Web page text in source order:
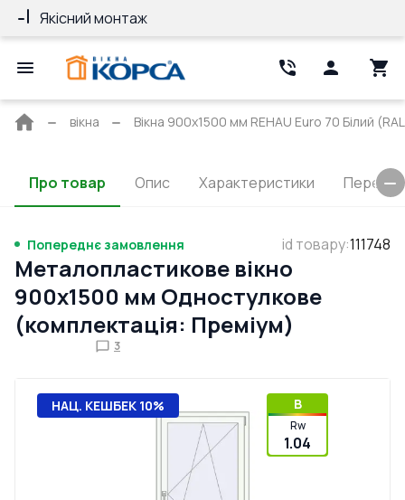
Якісний монтаж
Головна
вікна Вікна 900x1500 мм REHAU Euro 70 Білий
Про товар Опис Характеристики
Попереднє замовлення id товару:111748
Металопластикове вікно
900x1500 мм Одностулкове
(комплектація: Преміум)
3
НАЦ. КЕШБЕК 10% B
Rw
1.04